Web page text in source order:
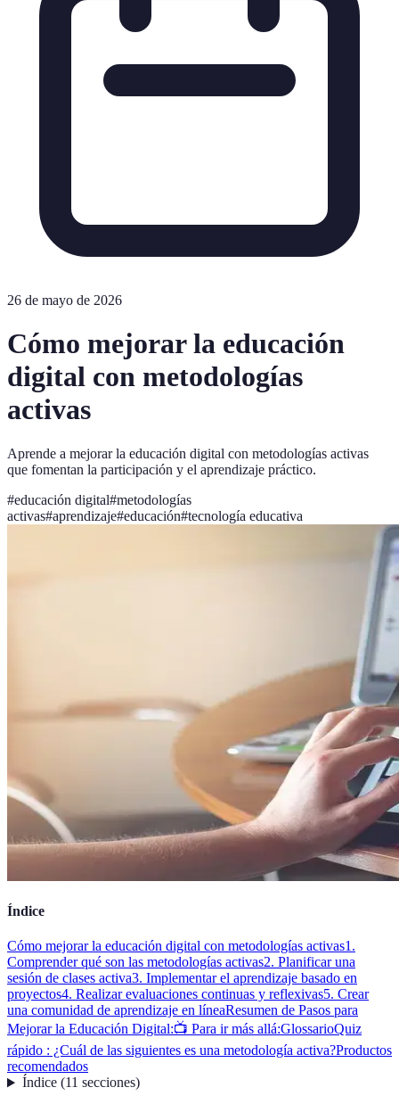
26 de mayo de 2026
Cómo mejorar la educación
digital con metodologías
activas
Aprende a mejorar la educación digital con metodologías activas
que fomentan la participación y el aprendizaje práctico.
#educación digital#metodologías
activas#aprendizaje#educación#tecnología educativa
Índice
Cómo mejorar la educación digital con metodologías activas1.
Comprender qué son las metodologías activas2. Planificar una
sesión de clases activa3. Implementar el aprendizaje basado en
proyectos4. Realizar evaluaciones continuas y reflexivas5. Crear
una comunidad de aprendizaje en líneaResumen de Pasos para
Mejorar la Educación Digital:📺 Para ir más allá:GlossarioQuiz
rápido : ¿Cuál de las siguientes es una metodología activa?Productos
recomendados
Índice(11 secciones)